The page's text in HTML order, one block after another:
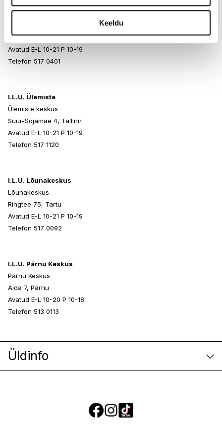
Keeldu
I.L.U. Rocca al Mare
Rocca al Mare Kaubanduskeskus
Paldiski mnt 102, Tallinn
Avatud E-L 10-21 P 10-19
Telefon 517 0401
I.L.U. Ülemiste
Ülemiste keskus
Suur-Sõjamäe 4, Tallinn
Avatud E-L 10-21 P 10-19
Telefon 517 1120
I.L.U. Lõunakeskus
Lõunakeskus
Ringtee 75, Tartu
Avatud E-L 10-21 P 10-19
Telefon 517 0092
I.L.U. Pärnu Keskus
Pärnu Keskus
Aida 7, Pärnu
Avatud E-L 10-20 P 10-18
Telefon 513 0113
Üldinfo